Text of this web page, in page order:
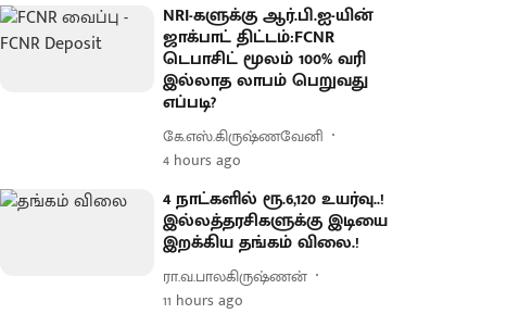
NRI-களுக்கு ஆர்.பி.ஐ-யின்
ஜாக்பாட் திட்டம்:FCNR
டெபாசிட் மூலம் 100% வரி
இல்லாத லாபம் பெறுவது
எப்படி?
கே.எஸ்.கிருஷ்ணவேனி
4 hours ago
4 நாட்களில் ரூ.6,120 உயர்வு..!
இல்லத்தரசிகளுக்கு இடியை
இறக்கிய தங்கம் விலை.!
ரா.வ.பாலகிருஷ்ணன்
11 hours ago